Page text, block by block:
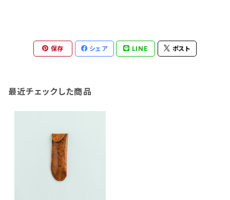
保存 シェア LINE ポスト
最近チェックした商品